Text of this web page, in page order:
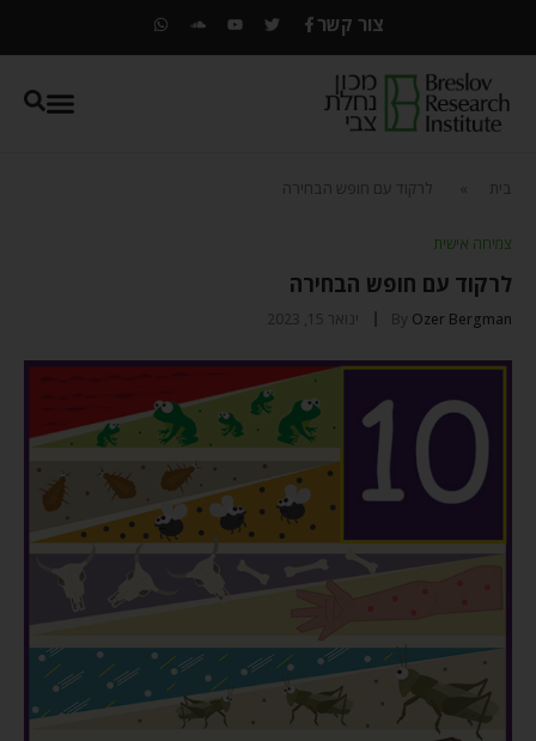
צור קשר
» לרקוד עם חופש הבחירה
צמיחה אישית
לרקוד עם חופש הבחירה
ByOzer Bergman ינואר 15, 2023